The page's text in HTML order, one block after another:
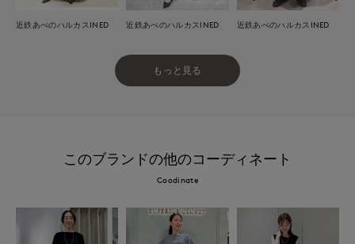
近鉄あべのハルカスINED 近鉄あべのハルカスINED 近鉄あべのハルカスINED
もっと見る
このブランドの他のコーディネート
Coodinate